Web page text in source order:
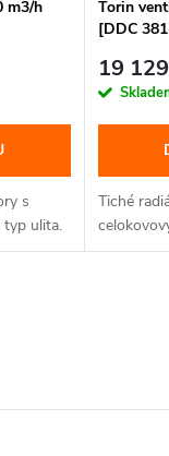
m3/h
s
typ ulita.
Torin
[DDC
19
Tiché